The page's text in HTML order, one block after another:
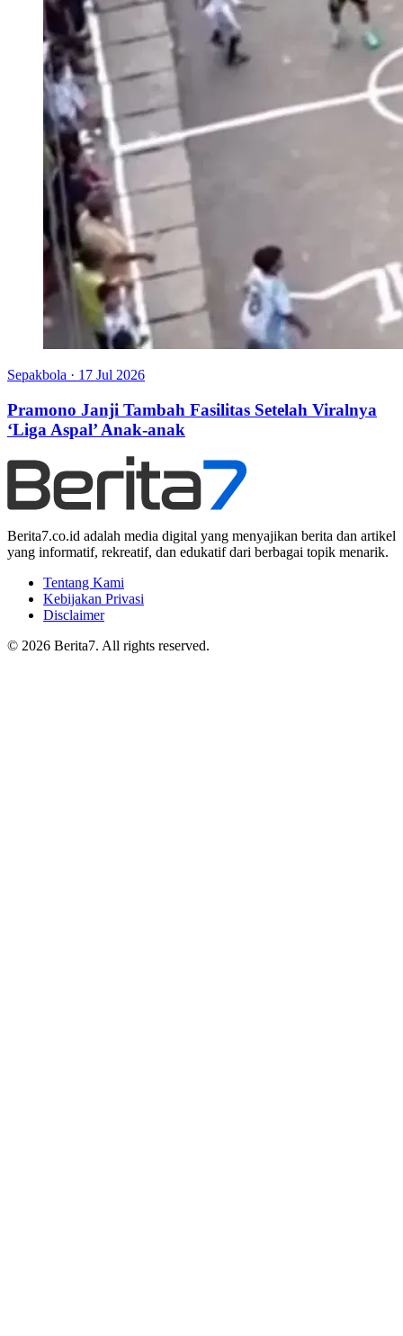
Sepakbola · 17 Jul 2026
Pramono Janji Tambah Fasilitas Setelah Viralnya
‘Liga Aspal’ Anak-anak
Berita7.co.id adalah media digital yang menyajikan berita dan artikel
yang informatif, rekreatif, dan edukatif dari berbagai topik menarik.
Tentang Kami
Kebijakan Privasi
Disclaimer
© 2026 Berita7. All rights reserved.